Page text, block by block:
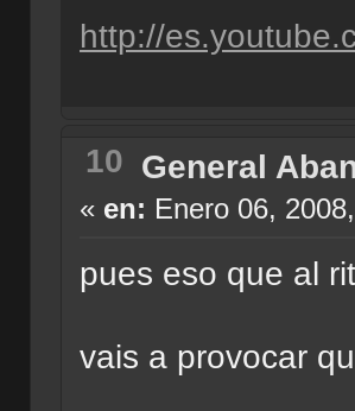
http://
10 General
« en: Enero 06,
pues eso que al
vais a provocar